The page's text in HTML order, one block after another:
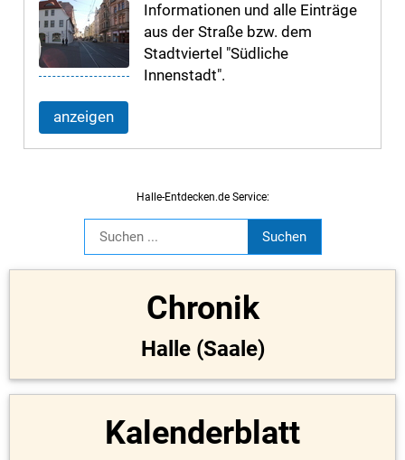
Informationen und alle Einträge
aus der Straße bzw. dem
Stadtviertel "Südliche
Innenstadt".
anzeigen
Halle-Entdecken.de Service:
Chronik
Halle (Saale)
Kalenderblatt